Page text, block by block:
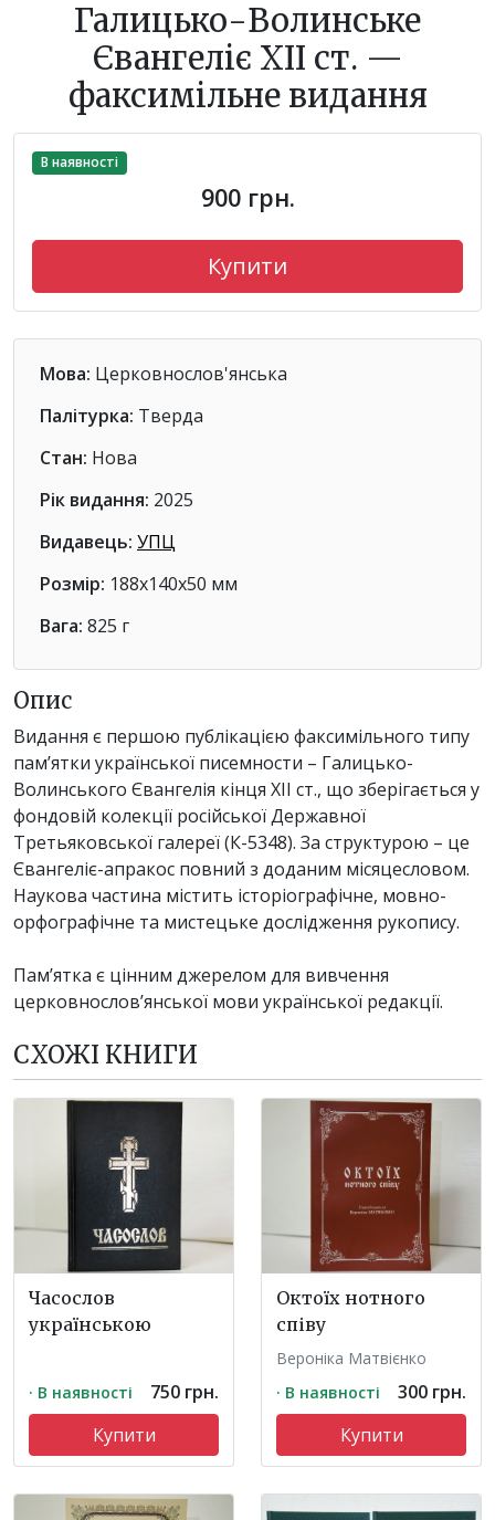
Галицько-Волинське
Євангеліє ХІІ ст. —
факсимільне видання
В наявності
900 грн.
Купити
Мова: Церковнослов'янська
Палітурка: Тверда
Стан: Нова
Рік видання: 2025
Видавець: УПЦ
Розмір: 188x140x50 мм
Вага: 825 г
Опис
Видання є першою публікацією факсимільного типу
пам’ятки української писемности – Галицько-
Волинського Євангелія кінця ХІІ ст., що зберігається у
фондовій колекції російської Державної
Третьяковської галереї (К-5348). За структурою – це
Євангеліє-апракос повний з доданим місяцесловом.
Наукова частина містить історіографічне, мовно-
орфографічне та мистецьке дослідження рукопису.
Пам’ятка є цінним джерелом для вивчення
церковнослов’янської мови української редакції.
СХОЖІ КНИГИ
Часослов
українською
· В наявності
750 грн.
Купити
Октоїх нотного
співу
Вероніка Матвієнко
· В наявності
300 грн.
Купити